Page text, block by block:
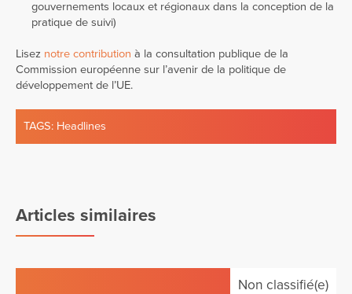
gouvernements locaux et régionaux dans la conception de la
pratique de suivi)
Lisez notre contribution à la consultation publique de la
Commission européenne sur l’avenir de la politique de
développement de l’UE.
TAGS: Headlines
Articles similaires
Non classifié(e)